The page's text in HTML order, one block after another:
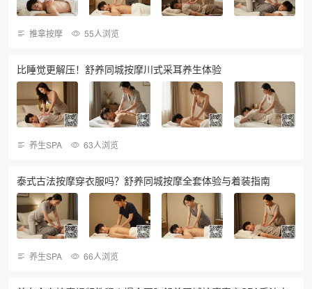
推拿按摩 55人浏览
比睡觉更解压！舒养同城按摩川式采耳养生体验
养生SPA 63人浏览
泰式古法按摩穿衣服吗？舒养同城按摩全套体验与着装指南
养生SPA 66人浏览